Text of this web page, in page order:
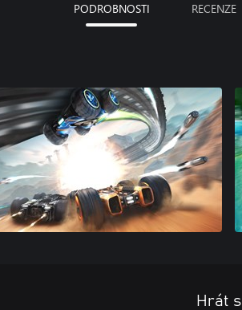
PODROBNOSTI RECENZE
Hrát s